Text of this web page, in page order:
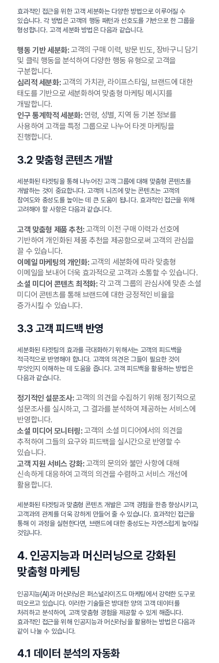
효과적인 접근을 위한 고객 세분화는 다양한 방법으로 이루어질 수
있습니다. 각 방법은 고객의 행동 패턴과 선호도를 기반으로 한 그룹을
형성합니다. 고객 세분화 방법은 다음과 같습니다.
행동 기반 세분화:고객의 구매 이력, 방문 빈도, 장바구니 담기
및 클릭 행동을 분석하여 다양한 행동 유형으로 고객을
구분합니다.
심리적 세분화:고객의 가치관, 라이프스타일, 브랜드에 대한
태도를 기반으로 세분화하여 맞춤형 마케팅 메시지를
개발합니다.
인구 통계학적 세분화:연령, 성별, 지역 등 기본 정보를
사용하여 고객을 특정 그룹으로 나누어 타겟 마케팅을
진행합니다.
3.2 맞춤형 콘텐츠 개발
세분화된 타겟팅을 통해 나누어진 고객 그룹에 대해 맞춤형 콘텐츠를
개발하는 것이 중요합니다. 고객의 니즈에 맞는 콘텐츠는 고객의
참여도와 충성도를 높이는 데 큰 도움이 됩니다. 효과적인 접근을 위해
고려해야 할 사항은 다음과 같습니다.
고객 맞춤형 제품 추천:고객의 이전 구매 이력과 선호에
기반하여 개인화된 제품 추천을 제공함으로써 고객의 관심을
끌 수 있습니다.
이메일 마케팅의 개인화:고객의 세분화에 따라 맞춤형
이메일을 보내어 더욱 효과적으로 고객과 소통할 수 있습니다.
소셜 미디어 콘텐츠 최적화:각 고객 그룹의 관심사에 맞춘 소셜
미디어 콘텐츠를 통해 브랜드에 대한 긍정적인 비율을
증가시킬 수 있습니다.
3.3 고객 피드백 반영
세분화된 타겟팅의 효과를 극대화하기 위해서는 고객의 피드백을
적극적으로 반영해야 합니다. 고객의 의견은 그들이 필요한 것이
무엇인지 이해하는 데 도움을 줍니다. 고객 피드백을 활용하는 방법은
다음과 같습니다.
정기적인 설문조사:고객의 의견을 수집하기 위해 정기적으로
설문조사를 실시하고, 그 결과를 분석하여 제공하는 서비스에
반영합니다.
소셜 미디어 모니터링:고객의 소셜 미디어에서의 의견을
추적하여 그들의 요구와 피드백을 실시간으로 반영할 수
있습니다.
고객 지원 서비스 강화:고객의 문의와 불만 사항에 대해
신속하게 대응하여 고객의 의견을 수렴하고 서비스 개선에
활용합니다.
세분화된 타겟팅과 맞춤형 콘텐츠 개발은 고객 경험을 한층 향상시키고,
고객과의 관계를 더욱 강하게 만들어 줄 수 있습니다. 효과적인 접근을
통해 이 과정을 실현한다면, 브랜드에 대한 충성도는 자연스럽게 높아질
것입니다.
4. 인공지능과 머신러닝으로 강화된
맞춤형 마케팅
인공지능(AI)과 머신러닝은 퍼스널라이즈드 마케팅에서 강력한 도구로
떠오르고 있습니다. 이러한 기술들은 방대한 양의 고객 데이터를
처리하고 분석하여, 고객 맞춤형 경험을 제공할 수 있게 해줍니다.
효과적인 접근을 위해 인공지능과 머신러닝을 활용하는 방법은 다음과
같이 나눌 수 있습니다.
4.1 데이터 분석의 자동화